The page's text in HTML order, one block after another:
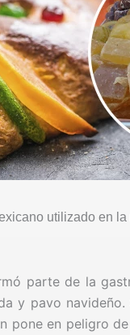
utilizado en
parte de la
y pavo
pone en peligro